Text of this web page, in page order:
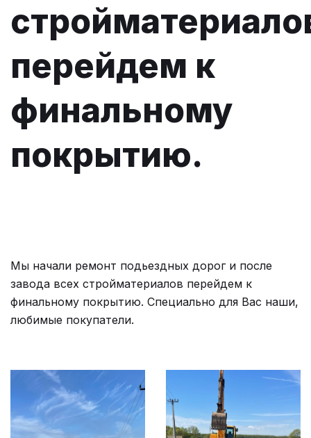
перейдем к
финальному
покрытию.
Мы начали ремонт подьездных дорог и после
завода всех стройматериалов перейдем к
финальному покрытию. Специально для Вас наши,
любимые покупатели.